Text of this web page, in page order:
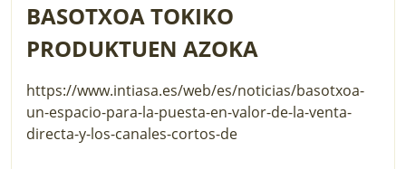
BASOTXOA TOKIKO
PRODUKTUEN AZOKA
https://www.intiasa.es/web/es/noticias/basotxoa-
un-espacio-para-la-puesta-en-valor-de-la-venta-
directa-y-los-canales-cortos-de